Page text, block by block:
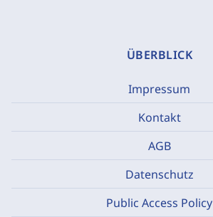
ÜBERBLICK
Impressum
Kontakt
AGB
Datenschutz
Public Access Policy